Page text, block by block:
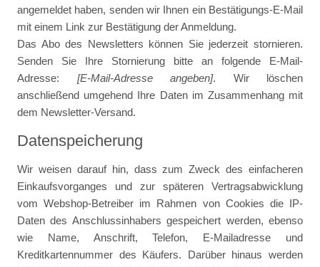
angemeldet haben, senden wir Ihnen ein Bestätigungs-E-Mail
mit einem Link zur Bestätigung der Anmeldung.
Das Abo des Newsletters können Sie jederzeit stornieren.
Senden Sie Ihre Stornierung bitte an folgende E-Mail-
Adresse: [E-Mail-Adresse angeben]. Wir löschen
anschließend umgehend Ihre Daten im Zusammenhang mit
dem Newsletter-Versand.
Datenspeicherung
Wir weisen darauf hin, dass zum Zweck des einfacheren
Einkaufsvorganges und zur späteren Vertragsabwicklung
vom Webshop-Betreiber im Rahmen von Cookies die IP-
Daten des Anschlussinhabers gespeichert werden, ebenso
wie Name, Anschrift, Telefon, E-Mailadresse und
Kreditkartennummer des Käufers. Darüber hinaus werden